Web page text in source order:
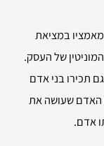
במציאת
של העסק.
תכירו בני אדם
האדם שעושה את
אדם.